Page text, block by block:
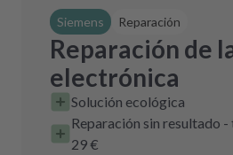
Siemens Reparación
Reparación de
electrónica
Solución ecológica
Reparación sin resultado
29 €